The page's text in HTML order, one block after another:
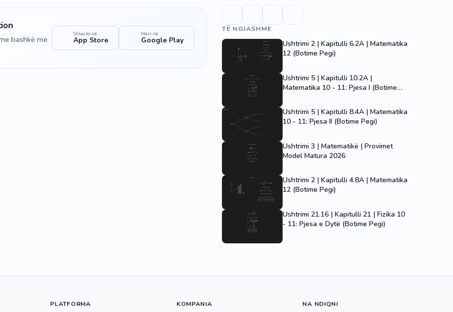
bashkë me
Shkarko në
App Store
Merr në
Google Play
TË NGJASHME
Ushtrimi 2 | Kapitulli 6.2A | Matematika
12 (Botime Pegi)
Ushtrimi 5 | Kapitulli 10.2A |
Matematika 10 - 11: Pjesa I (Botime
Ushtrimi 5 | Kapitulli 8.4A | Matematika
10 - 11: Pjesa II (Botime Pegi)
Ushtrimi 3 | Matematikë | Provimet
Model Matura 2026
Ushtrimi 2 | Kapitulli 4.8A | Matematika
12 (Botime Pegi)
Ushtrimi 21.16 | Kapitulli 21 | Fizika 10
- 11: Pjesa e Dytë (Botime Pegi)
PLATFORMA KOMPANIA NA NDIQNI